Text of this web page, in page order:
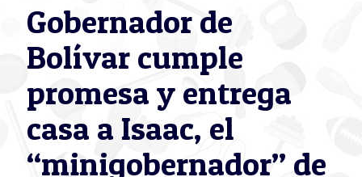
Gobernador de
Bolívar cumple
promesa y entrega
casa a Isaac, el
“minigobernador” de